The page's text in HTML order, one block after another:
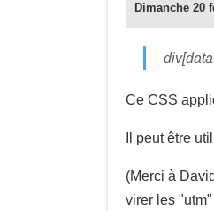
Dimanche 20
Ce CSS
Il peut être
(Merci à
virer les